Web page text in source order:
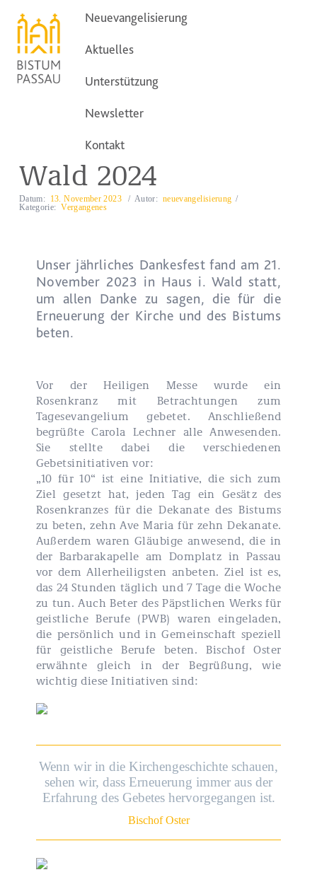
Neuevangelisierung
Aktuelles
Unterstützung
Newsletter
Kontakt
Neuevangelisierung
Dankesfest Haus i. Wald 2024
Dankesfest Haus i.
Wald 2024
Datum: 13. November 2023 Autor: neuevangelisierung
Kategorie:Vergangenes
Unser jährliches Dankesfest fand am 21.
November 2023 in Haus i. Wald statt,
um allen Danke zu sagen, die für die
Erneuerung der Kirche und des Bistums
beten.
Vor der Heiligen Messe wurde ein
Rosenkranz mit Betrachtungen zum
Tagesevangelium gebetet. Anschließend
begrüßte Carola Lechner alle Anwesenden.
Sie stellte dabei die verschiedenen
Gebetsinitiativen vor:
„10 für 10“ ist eine Initiative, die sich zum
Ziel gesetzt hat, jeden Tag ein Gesätz des
Rosenkranzes für die Dekanate des Bistums
zu beten, zehn Ave Maria für zehn Dekanate.
Außerdem waren Gläubige anwesend, die in
der Barbarakapelle am Domplatz in Passau
vor dem Allerheiligsten anbeten. Ziel ist es,
das 24 Stunden täglich und 7 Tage die Woche
zu tun. Auch Beter des Päpstlichen Werks für
geistliche Berufe (PWB) waren eingeladen,
die persönlich und in Gemeinschaft speziell
für geistliche Berufe beten. Bischof Oster
erwähnte gleich in der Begrüßung, wie
wichtig diese Initiativen sind:
Wenn wir in die Kirchengeschichte schauen,
sehen wir, dass Erneuerung immer aus der
Erfahrung des Gebetes hervorgegangen ist.
Bischof Oster